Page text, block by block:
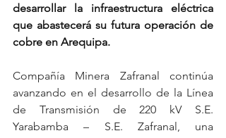
desarrollar la infraestructura eléctrica
que abastecerá su futura operación de
cobre en Arequipa.
Compañía Minera Zafranal continúa
avanzando en el desarrollo de la Línea
de Transmisión de 220 kV S.E.
Yarabamba – S.E. Zafranal, una